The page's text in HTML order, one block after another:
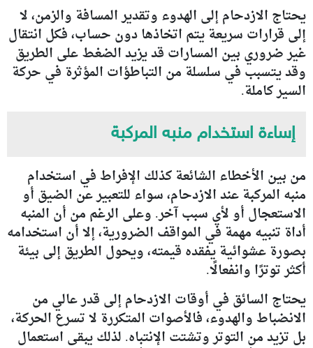
يحتاج الازدحام إلى الهدوء وتقدير المسافة والزمن، لا
إلى قرارات سريعة يتم اتخاذها دون حساب، فكل انتقال
غير ضروري بين المسارات قد يزيد الضغط على الطريق
وقد يتسبب في سلسلة من التباطؤات المؤثرة في حركة
السير كاملة.
إساءة استخدام منبه المركبة
من بين الأخطاء الشائعة كذلك الإفراط في استخدام
منبه المركبة عند الازدحام، سواء للتعبير عن الضيق أو
الاستعجال أو لأي سبب آخر. وعلى الرغم من أن المنبه
أداة تنبيه مهمة في المواقف الضرورية، إلا أن استخدامه
بصورة عشوائية يفقده قيمته، ويحول الطريق إلى بيئة
أكثر توترًا وانفعالًا.
يحتاج السائق في أوقات الازدحام إلى قدر عالي من
الانضباط والهدوء، فالأصوات المتكررة لا تسرع الحركة،
بل تزيد من التوتر وتشتت الإنتباه. لذلك يبقى استعمال